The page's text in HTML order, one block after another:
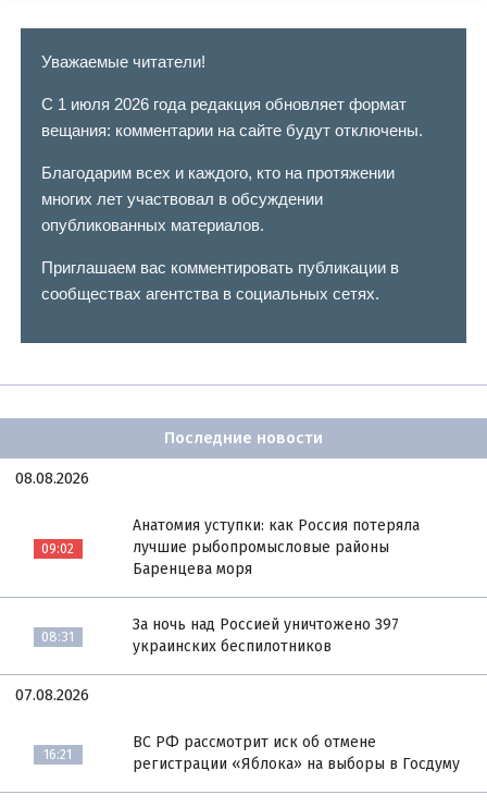
Уважаемые читатели!
С 1 июля 2026 года редакция обновляет формат
вещания: комментарии на сайте будут отключены.
Благодарим всех и каждого, кто на протяжении
многих лет участвовал в обсуждении
опубликованных материалов.
Приглашаем вас комментировать публикации в
сообществах агентства в социальных сетях.
Последние новости
08.08.2026
09:02
Анатомия уступки: как Россия потеряла
лучшие рыбопромысловые районы
Баренцева моря
08:31
За ночь над Россией уничтожено 397
украинских беспилотников
07.08.2026
16:21
ВС РФ рассмотрит иск об отмене
регистрации «Яблока» на выборы в Госдуму